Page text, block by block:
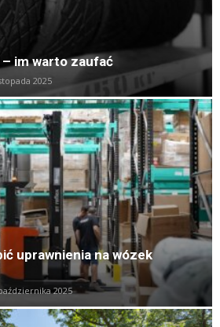
im warto zaufać
2025
uprawnienia na wózek
2025